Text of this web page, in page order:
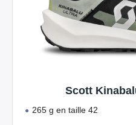
Scott
265 g en taille 42